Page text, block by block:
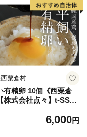
西粟倉村
有精卵 10個《西粟倉
株式会社点々】t-SS-A
6,000円